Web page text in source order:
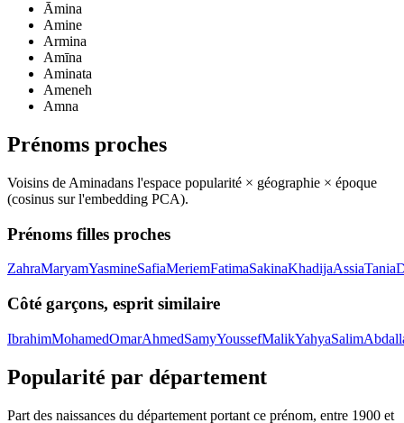
Āmina
Amine
Armina
Amīna
Aminata
Ameneh
Amna
Prénoms proches
Voisins de Aminadans l'espace popularité × géographie × époque
(cosinus sur l'embedding PCA).
Prénoms filles proches
ZahraMaryamYasmineSafiaMeriemFatimaSakinaKhadijaAssiaTania
Côté garçons, esprit similaire
IbrahimMohamedOmarAhmedSamyYoussefMalikYahyaSalim
Popularité par département
Part des naissances du département portant ce prénom, entre 1900 et